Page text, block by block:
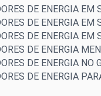
DE ENERGIA EM
DE ENERGIA EM
DE ENERGIA EM
DE ENERGIA
DE ENERGIA NO
DE ENERGIA